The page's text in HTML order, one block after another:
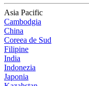
Asia Pacific
Cambodgia
China
Coreea de Sud
Filipine
India
Indonezia
Japonia